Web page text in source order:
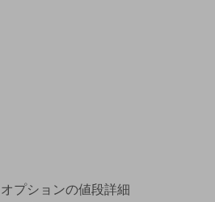
オプションの値段詳細